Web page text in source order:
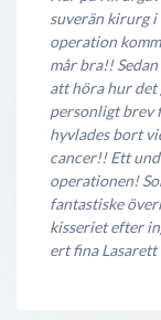
suverän kirurg i
operation
mår bra!!
att höra hur det
personligt brev
hyvlades bort
cancer!! Ett
operationen!
fantastiske
kisseriet efter
ert fina